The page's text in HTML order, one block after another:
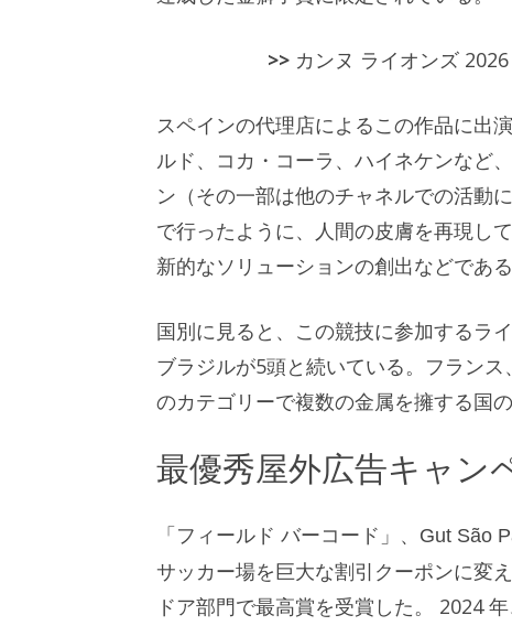
>> カンヌ ライオンズ
スペインの代理店によるこの作品に出
ルド、コカ・コーラ、ハイネケンなど
ン（その一部は他のチャネルでの活動
で行ったように、人間の皮膚を再現し
新的なソリューションの創出などである
国別に見ると、この競技に参加するラ
ブラジルが5頭と続いている。フラン
のカテゴリーで複数の金属を擁する国の
最優秀屋外広告キャン
「フィールド バーコード」、Gut São
サッカー場を巨大な割引クーポンに変
ドア部門で最高賞を受賞した。 2024